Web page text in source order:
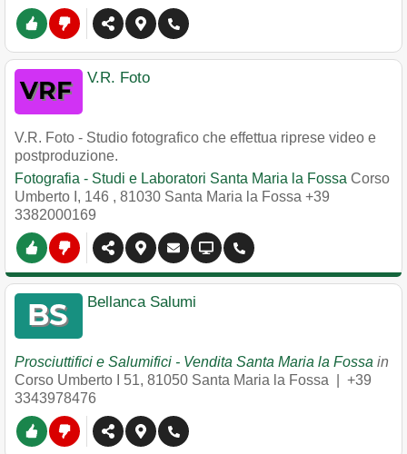
V.R. Foto
V.R. Foto - Studio fotografico che effettua riprese video e
postproduzione.
Fotografia - Studi e Laboratori Santa Maria la Fossa Corso
Umberto I, 146 , 81030 Santa Maria la Fossa +39
3382000169
Bellanca Salumi
Prosciuttifici e Salumifici - Vendita Santa Maria la Fossa in
Corso Umberto I 51, 81050 Santa Maria la Fossa
+39
3343978476